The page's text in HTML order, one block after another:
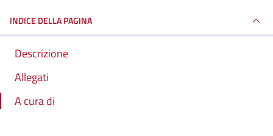
INDICE DELLA PAGINA
Descrizione
Allegati
A cura di